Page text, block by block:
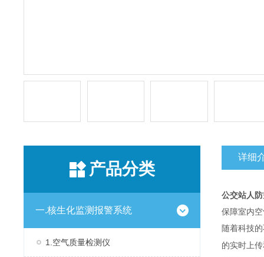
产品分类
一.核生化监测报警系统
1.空气质量检测仪
详细
公交站人
保障室内
随着科技
的实时上